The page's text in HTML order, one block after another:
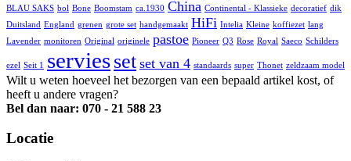
BLAU SAKS bol Bone Boomstam ca.1930 China Continental - Klassieke decoratief dik
Duitsland England grenen grote set handgemaakt HiFi Intelia Kleine koffiezet lang
Lavender monitoren Original originele pastoe Pioneer Q3 Rose Royal Saeco Schilders
ezel Seit 1 serviesset set van 4 standaards super Thonet zeldzaam model
Wilt u weten hoeveel het bezorgen van een bepaald artikel kost, of
heeft u andere vragen?
Bel dan naar: 070 - 21 588 23
Locatie